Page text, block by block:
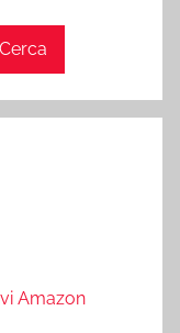
Cerca
Amazon